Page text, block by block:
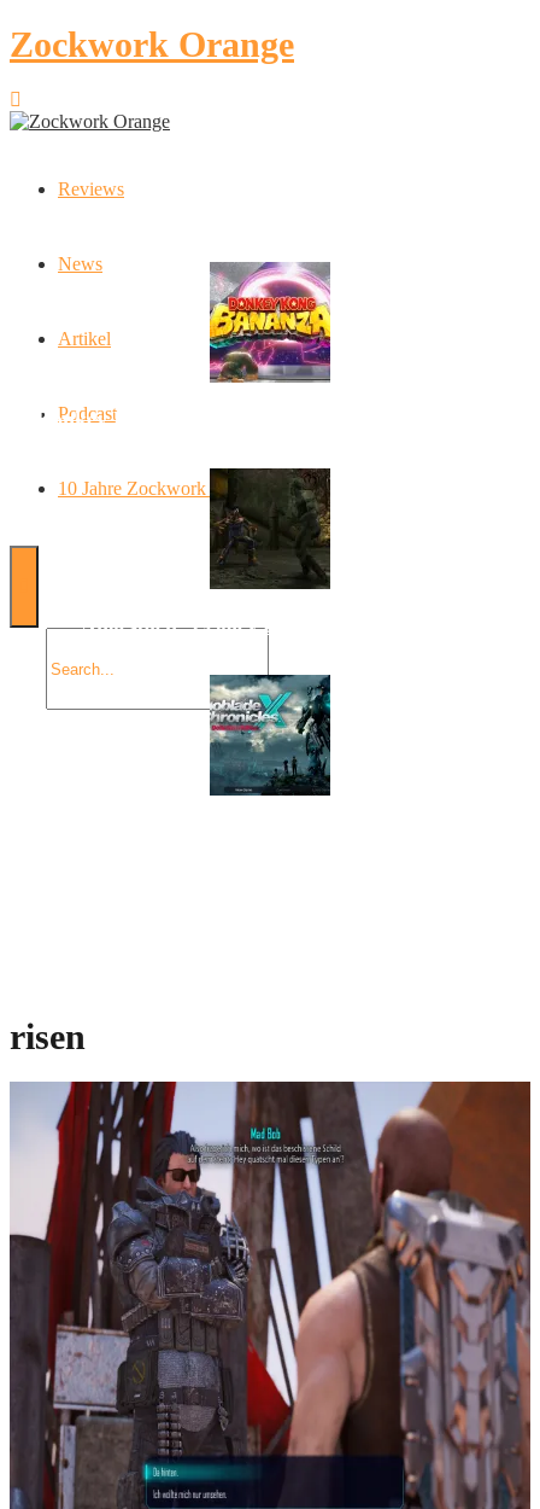
Zockwork Orange
Reviews
News
Artikel
Podcast
10 Jahre Zockwork Orange
Donkey Kong Bananza: “Ich mache alles kaputt!”
Angespielt: Legacy of Kain: Soul Reaver
risen